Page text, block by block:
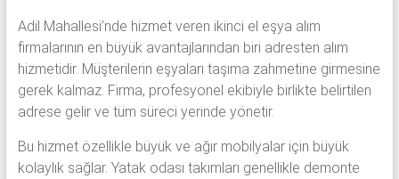
Adil Mahallesi’nde hizmet veren ikinci el eşya alım
firmalarının en büyük avantajlarından biri adresten alım
hizmetidir. Müşterilerin eşyaları taşıma zahmetine girmesine
gerek kalmaz. Firma, profesyonel ekibiyle birlikte belirtilen
adrese gelir ve tüm süreci yerinde yönetir.
Bu hizmet özellikle büyük ve ağır mobilyalar için büyük
kolaylık sağlar. Yatak odası takımları genellikle demonte